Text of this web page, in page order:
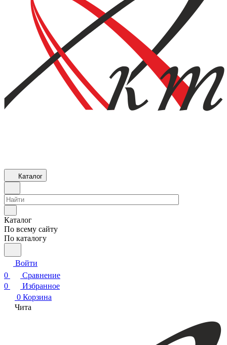
Каталог
Каталог
По всему сайту
По каталогу
Войти
0
Сравнение
0
Избранное
0 Корзина
Чита